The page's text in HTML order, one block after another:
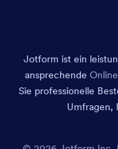
Jotform ist ein
ansprechende
Sie professionelle
Umfragen,